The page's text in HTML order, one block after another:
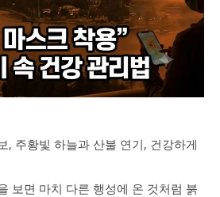
, 주황빛 하늘과 산불 연기, 건강하게
보면 마치 다른 행성에 온 것처럼 붉